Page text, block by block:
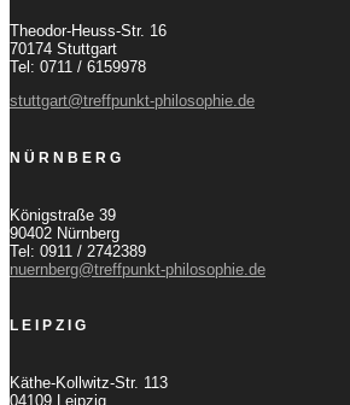
Theodor-Heuss-Str. 16
70174 Stuttgart
Tel: 0711 / 6159978
stuttgart@treffpunkt-philosophie.de
NÜRNBERG
Königstraße 39
90402 Nürnberg
Tel: 0911 / 2742389
nuernberg@treffpunkt-philosophie.de
LEIPZIG
Käthe-Kollwitz-Str. 113
04109 Leipzig